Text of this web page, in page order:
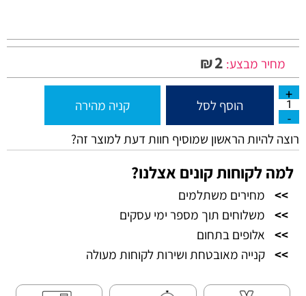
מחיר מבצע: ₪2
הוסף לסל קניה מהירה
רוצה להיות הראשון שמוסיף חוות דעת למוצר זה?
למה לקוחות קונים אצלנו?
>>
מחירים משתלמים
>>
משלוחים תוך מספר ימי עסקים
>>
אלופים בתחום
>> קנייה מאובטחת ושירות לקוחות מעולה